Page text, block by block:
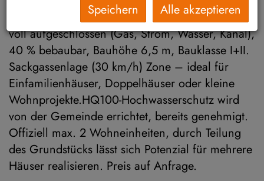
Schwechat: Bauträgergrundstück 2.714 m² –
voll aufgeschlossen (Gas, Strom, Wasser, Kanal),
40 % bebaubar, Bauhöhe 6,5 m, Bauklasse I+II.
Sackgassenlage (30 km/h) Zone – ideal für
Einfamilienhäuser, Doppelhäuser oder kleine
Wohnprojekte.HQ100-Hochwasserschutz wird
von der Gemeinde errichtet, bereits genehmigt.
Offiziell max. 2 Wohneinheiten, durch Teilung
des Grundstücks lässt sich Potenzial für mehrere
Häuser realisieren. Preis auf Anfrage.
Speichern Alle akzeptieren